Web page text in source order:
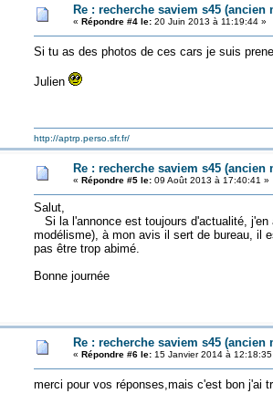
Re : recherche saviem s45 (ancien
« Répondre #4 le:20 Juin 2013 à 11:19:44 »
Si tu as des photos de ces cars je suis
Julien
http://aptrp.perso.sfr.fr/
Re : recherche saviem s45 (ancien
« Répondre #5 le:09 Août 2013 à 17:40:41 »
Salut,
Si la l'annonce est toujours d'actualité, j'en
modélisme), à mon avis il sert de bureau, il
pas être trop abimé.
Bonne journée
Re : recherche saviem s45 (ancien
« Répondre #6 le:15 Janvier 2014 à 12:18:35
merci pour vos réponses,mais c'est bon j'ai